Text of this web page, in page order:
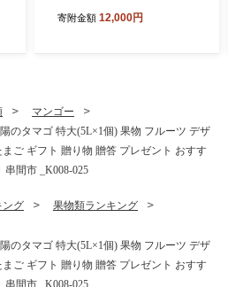
鶏 パック 精肉 鶏モモ もも肉
寄附金額 12,000円
マンゴー
のタマゴ 特大(5L×1個) 果物 フルーツ デザ
ご ギフト 贈り物 贈答 プレゼント おすす
間市 _K008-025
ング
果物類ランキング
のタマゴ 特大(5L×1個) 果物 フルーツ デザ
ご ギフト 贈り物 贈答 プレゼント おすす
間市 _K008-025